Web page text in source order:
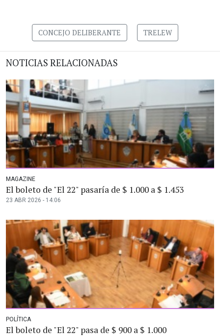
CONCEJO DELIBERANTE TRELEW
NOTICIAS RELACIONADAS
MAGAZINE
El boleto de "El 22" pasaría de $ 1.000 a $ 1.453
23 ABR 2026 - 14:06
POLÍTICA
El boleto de "El 22" pasa de $ 900 a $ 1.000